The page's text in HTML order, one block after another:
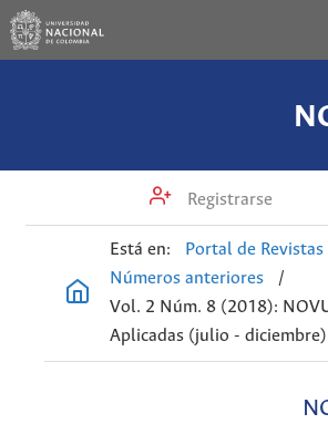
Registrarse
Está en: Portal de Revistas
Números anteriores
/
Vol. 2 Núm. 8 (2018):
Aplicadas (julio - diciembre)